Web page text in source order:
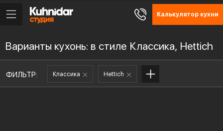
Калькулятор кухни
Варианты кухонь: в стиле Классика, Hettich
ФИЛЬТР: Классика Hettich